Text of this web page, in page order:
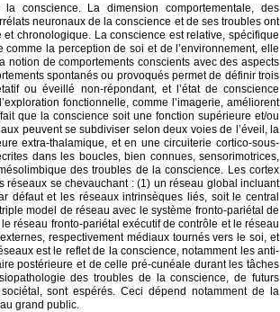
conscience. La dimension comportementale, des
neuronaux de la conscience et de ses troubles ont
chronologique. La conscience est relative, spécifique
la perception de soi et de l’environnement, elle
de comportements conscients avec des aspects
spontanés ou provoqués permet de définir trois
ou éveillé non-répondant, et l’état de conscience
fonctionnelle, comme l’imagerie, améliorent
que la conscience soit une fonction supérieure et/ou
peuvent se subdiviser selon deux voies de l’éveil, la
extra-thalamique, et en une circuiterie cortico-sous-
dans les boucles, bien connues, sensorimotrices,
des troubles de la conscience. Les cortex
se chevauchant : (1) un réseau global incluant
défaut et les réseaux intrinsèques liés, soit le central
model de réseau avec le système fronto-pariétal de
réseau fronto-pariétal exécutif de contrôle et le réseau
respectivement médiaux tournés vers le soi, et
est le reflet de la conscience, notamment les anti-
postérieure et de celle pré-cunéale durant les tâches
des troubles de la conscience, de futurs
sont espérés. Ceci dépend notamment de la
grand public.